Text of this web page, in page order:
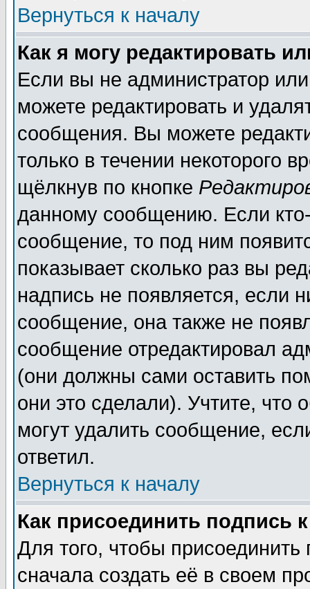
Вернуться к началу
Как я могу редактировать
Если вы не администратор
можете редактировать и
сообщения. Вы можете
только в течении некоторого
щёлкнув по кнопке
данному сообщению. Если
сообщение, то под ним
показывает сколько раз вы
надпись не появляется, если
сообщение, она также не
сообщение отредактировал
(они должны сами оставить
они это сделали). Учтите, что
могут удалить сообщение,
ответил.
Вернуться к началу
Как присоединить подпись
Для того, чтобы
сначала создать её в своем